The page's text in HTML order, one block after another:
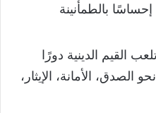
بالطمأنينة
القيم الدينية دورًا
الصدق، الأمانة، الإيثار،